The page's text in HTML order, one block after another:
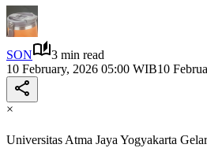
SON
3 min read
10 February, 2026 05:00 WIB10
×
Universitas Atma Jaya Yogyakarta